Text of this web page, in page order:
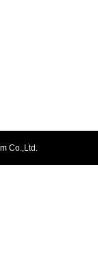
Co.,Ltd.